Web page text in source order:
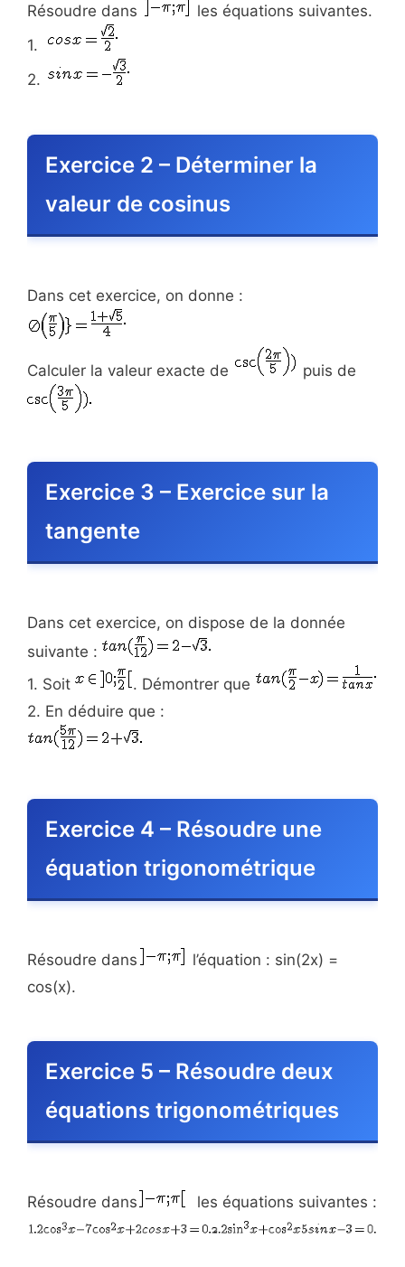
Résoudre dans
les équations suivantes.
1.
2.
Exercice 2 – Déterminer la
valeur de cosinus
Dans cet exercice, on donne :
Calculer la valeur exacte de puis de
Exercice 3 – Exercice sur la
tangente
Dans cet exercice, on dispose de la donnée
suivante :
1. Soit
. Démontrer que
2. En déduire que :
Exercice 4 – Résoudre une
équation trigonométrique
Résoudre dans
l’équation : sin(2x) =
cos(x).
Exercice 5 – Résoudre deux
équations trigonométriques
Résoudre dans les équations suivantes :